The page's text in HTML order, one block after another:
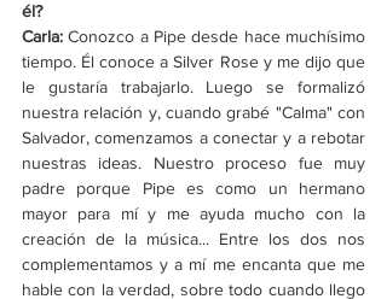
él?
Carla: Conozco a Pipe desde hace muchísimo
tiempo. Él conoce a Silver Rose y me dijo que
le gustaría trabajarlo. Luego se formalizó
nuestra relación y, cuando grabé "Calma" con
Salvador, comenzamos a conectar y a rebotar
nuestras ideas. Nuestro proceso fue muy
padre porque Pipe es como un hermano
mayor para mí y me ayuda mucho con la
creación de la música... Entre los dos nos
complementamos y a mí me encanta que me
hable con la verdad, sobre todo cuando llego